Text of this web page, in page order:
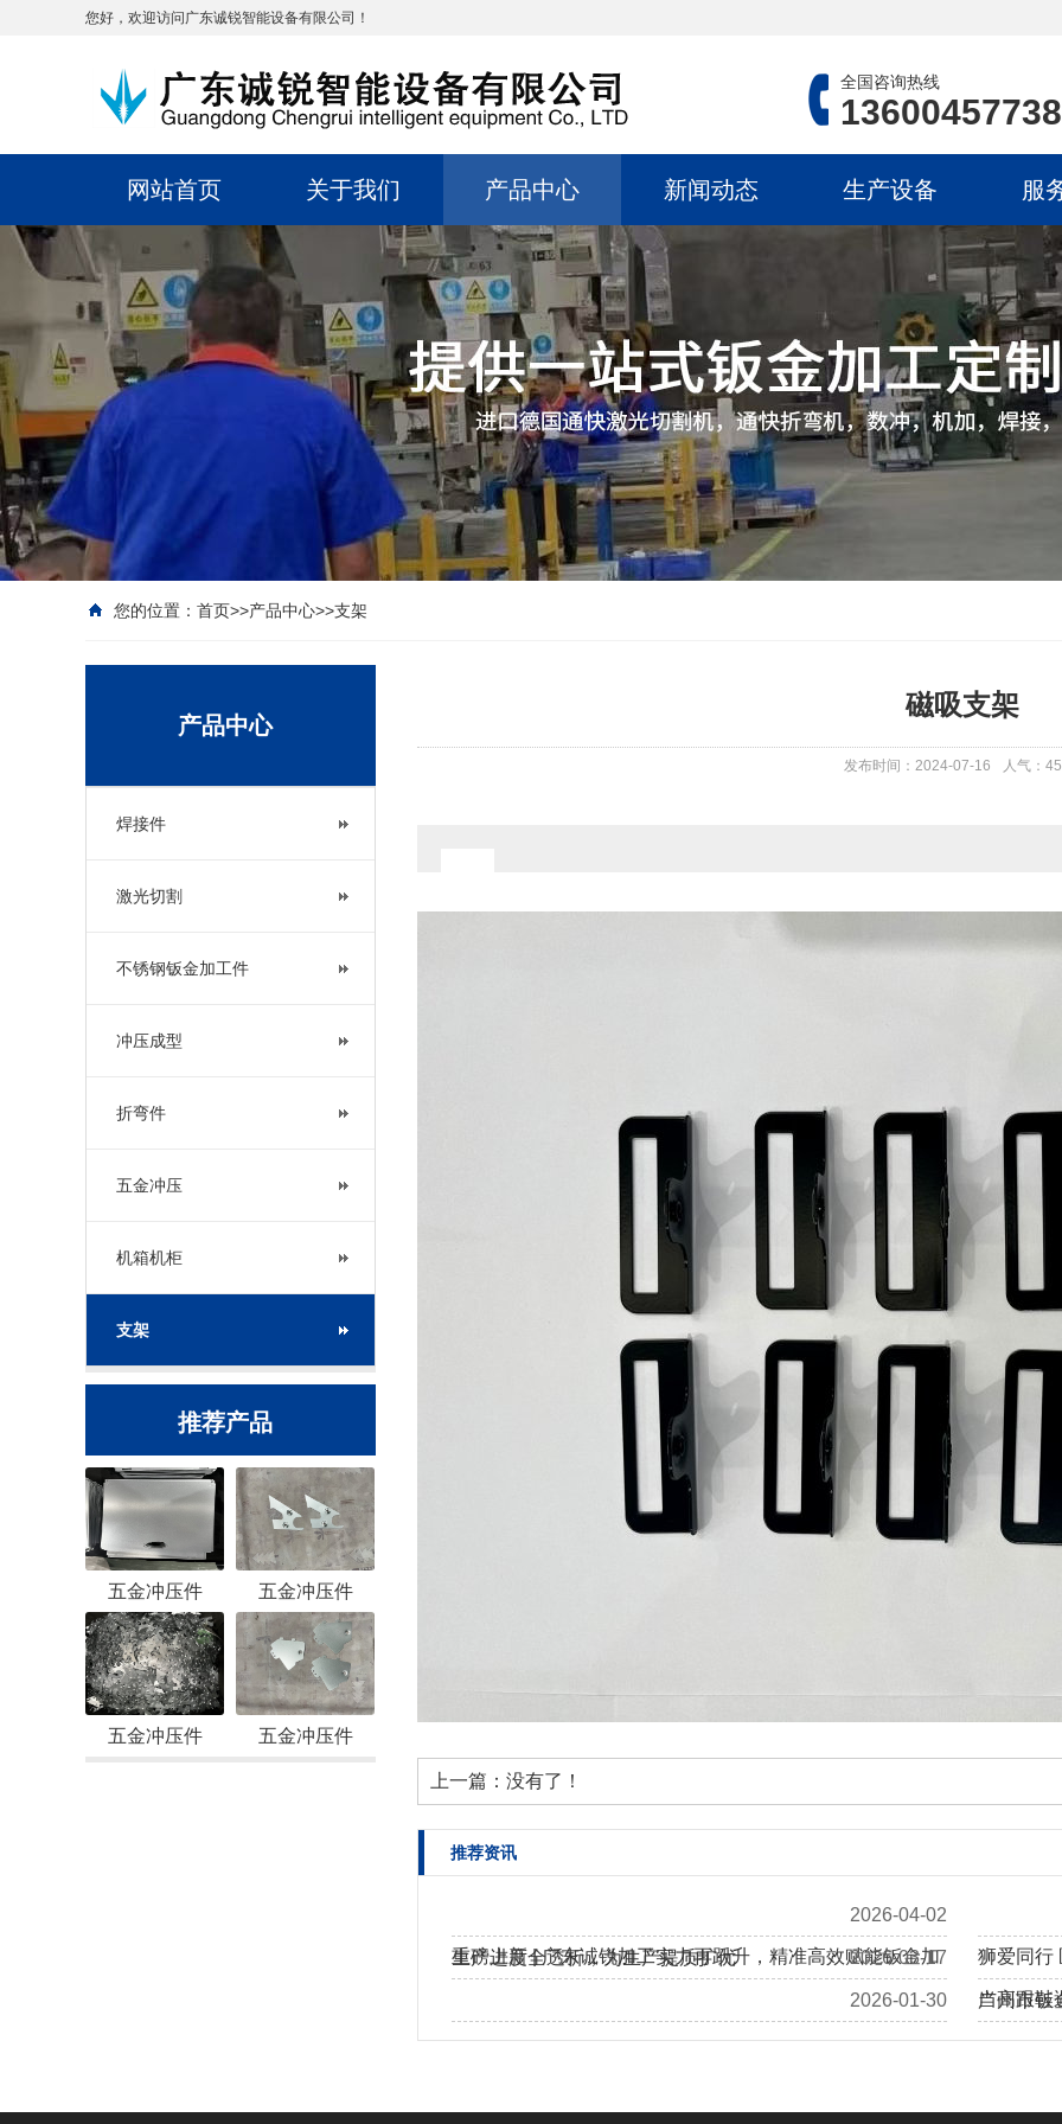
您好，欢迎访问广东诚锐智能设备有限公司！
全国咨询热线
13600457738
网站首页 关于我们 产品中心 新闻动态 生产设备 服
您的位置： 首页>>产品中心>>支架
产品中心
焊接件
激光切割
不锈钢钣金加工件
冲压成型
折弯件
五金冲压
机箱机柜
支架
推荐产品
五金冲压件 五金冲压件
五金冲压件 五金冲压件
磁吸支架
发布时间：2024-07-16 人气：
上一篇：没有了！
推荐资讯
2026-04-02
重磅上新 | 广东诚锐加工实力再跃升，精准高效赋能钣金加 狮爱同行
2026-03-17
生产进度全透析，为生产提质扩优
当高跟鞋
2026-01-30
热烈欢迎加拿大客户Eric、Alan莅临我司工厂回访考察
广州市钣